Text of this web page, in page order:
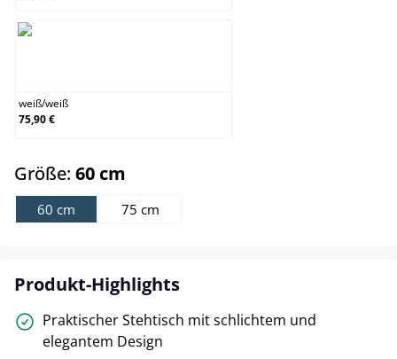
weiß/weiß
75,90 €
Größe: 60 cm
60 cm 75 cm
Produkt-Highlights
Praktischer Stehtisch mit schlichtem und
elegantem Design